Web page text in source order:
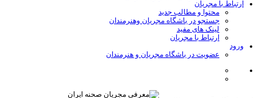
ارتباط با مجریان
محتوا و مطالب جدید
جستجو در باشگاه مجریان وهنرمندان
لینک های مفید
ارتباط با مجریان
ورود
عضویت در باشگاه مجریان و هنرمندان